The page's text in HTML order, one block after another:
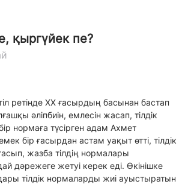
қыргүйек пе?
ретінде ХХ ғасырдың басынан бастап
әліпбиін, емлесін жасап, тілдік
нормаға түсірген адам Ахмет
бір ғасырдан астам уақыт өтті, тілдік
жазба тілдің нормалары
дәрежеге жетуі керек еді. Өкінішке
тілдік нормаларды жиі ауыстыратын